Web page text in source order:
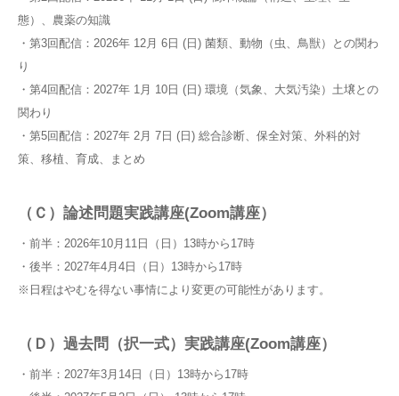
態）、農薬の知識
・第3回配信：2026年 12月 6日 (日) 菌類、動物（虫、鳥獣）との関わ
り
・第4回配信：2027年 1月 10日 (日) 環境（気象、大気汚染）土壌との
関わり
・第5回配信：2027年 2月 7日 (日) 総合診断、保全対策、外科的対
策、移植、育成、まとめ
（Ｃ）論述問題実践講座(Zoom講座）
・前半：2026年10月11日（日）13時から17時
・後半：2027年4月4日（日）13時から17時
※日程はやむを得ない事情により変更の可能性があります。
（Ｄ）過去問（択一式）実践講座(Zoom講座）
・前半：2027年3月14日（日）13時から17時